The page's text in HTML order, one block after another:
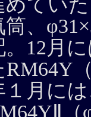
筒、
。12月
RM64Y
１月に
（